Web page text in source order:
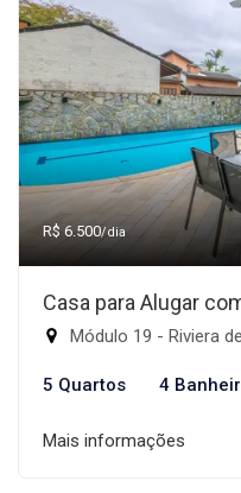
R$ 6.500/dia
Casa para Alugar
Módulo 19 - Riviera
5 Quartos 4
Mais informações